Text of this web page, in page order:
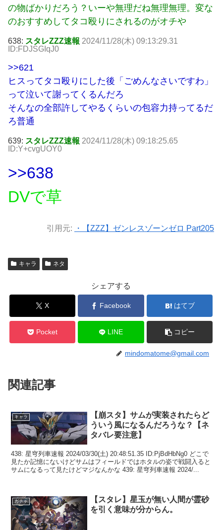
の物ばかりだろう？いーや無理だね無理無理。変な
のおすすめしてタコ殴りにされるのがオチや
638: スタレZZZ速報 2024/11/28(木) 09:13:29.31
ID:FDJSGIqJ0
>>621
ヒスってタコ殴りにした後「ごめんなさいですわ」
って泣いて謝ってくるんだろ
そんなの全部許してやるくらいの包容力持ってるだ
ろ普通
639: スタレZZZ速報 2024/11/28(木) 09:18:25.65
ID:Y+cvgUOY0
>>638
DVで草
引用元: ・【ZZZ】ゼンレスゾーンゼロ Part205
キャラ ネタ
シェアする
X Facebook はてブ
Pocket LINE コピー
mindomatome@gmail.com
関連記事
キャラ
【崩スタ】サムが実装されたらど
ういう風になるんだろうな？【ネ
タバレ要注意】
438: 星穹列車速報 2024/03/30(土) 20:48:51.35 ID:PjBdHbNg0 どこで
見たか記憶にないけどサムはフィールドではホタルの姿で戦闘入ると
サムになるって見たけどマジなんかな 439: 星穹列車速報 2024/...
ガチャ
【スタレ】星玉が無い人間が霊砂
を引く意味が分からん。